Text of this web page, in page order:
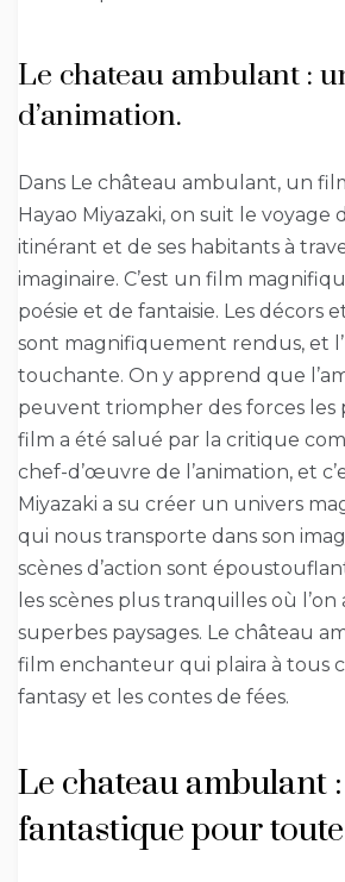
Le chateau ambulant :
d’animation.
Dans Le château ambulant, un
Hayao Miyazaki, on suit le voyage
itinérant et de ses habitants à
imaginaire. C’est un film
poésie et de fantaisie. Les décors
sont magnifiquement rendus, et
touchante. On y apprend que
peuvent triompher des forces les
film a été salué par la critique
chef-d’œuvre de l’animation, et
Miyazaki a su créer un univers
qui nous transporte dans son
scènes d’action sont
les scènes plus tranquilles où l’on
superbes paysages. Le château
film enchanteur qui plaira à tous
fantasy et les contes de fées.
Le chateau ambulant
fantastique pour